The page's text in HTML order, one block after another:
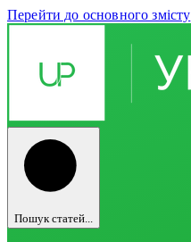
Перейти до основного змісту
Пошук статей...